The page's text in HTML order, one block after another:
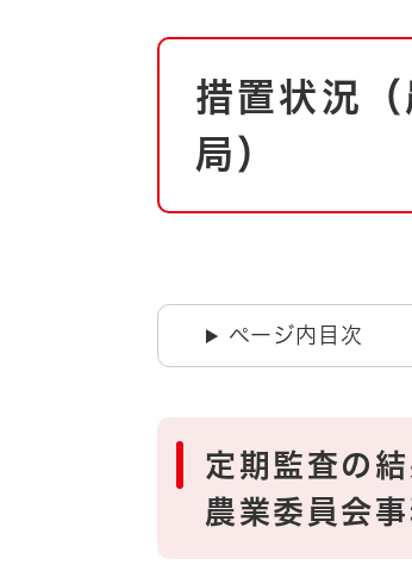
ごみ・衛生・動物 救急
防災・防犯 上
自然・環境・公園
引っ越し
道路・河川・交通
本
措置状況
局）
ページ内目次
定期監査の
農業委員会事